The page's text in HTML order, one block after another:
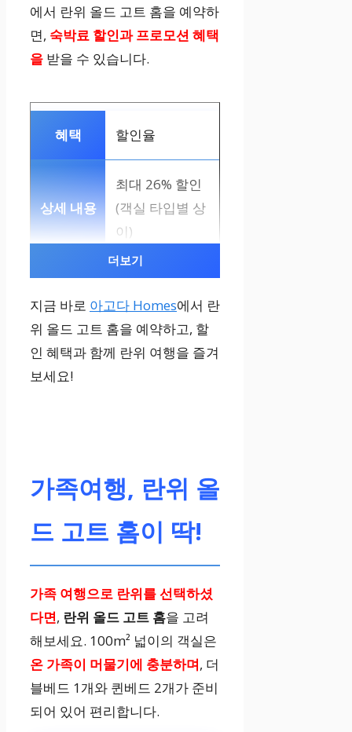
에서 란위 올드 고트 홈을 예약하
면, 숙박료 할인과 프로모션 혜택
을 받을 수 있습니다.
할인율
최대 26% 할인
(객실 타입별 상
이)
상시 프로모션
(변동 가능성
아동 무료 투숙,
ncel 적용 등
더보기
지금 바로 아고다 Homes에서 란
위 올드 고트 홈을 예약하고, 할
인 혜택과 함께 란위 여행을 즐겨
보세요!
가족여행, 란위 올
드 고트 홈이 딱!
가족 여행으로 란위를 선택하셨
다면, 란위 올드 고트 홈을 고려
해보세요. 100m² 넓이의 객실은
온 가족이 머물기에 충분하며, 더
블베드 1개와 퀸베드 2개가 준비
되어 있어 편리합니다.